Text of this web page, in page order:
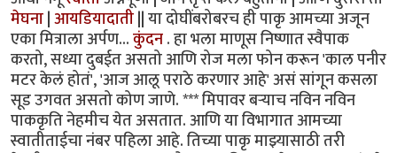
मेघना|आयडियादाती|| या दोघींबरोबरच ही पाकृ आमच्या अजून
एका मित्राला अर्पण...कुंदन. हा भला माणूस निष्णात स्वैपाक
करतो, सध्या दुबईत असतो आणि रोज मला फोन करून 'काल पनीर
मटर केलं होतं', 'आज आलू पराठे करणार आहे' असं सांगून कसला
सूड उगवत असतो कोण जाणे. *** मिपावर बर्‍याच नविन नविन
पाककृति नेहमीच येत असतात. आणि या विभागात आमच्या
स्वातीताईचा नंबर पहिला आहे. तिच्या पाकृ माझ्यासाठी तरी